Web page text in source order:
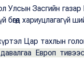
Улсын Засгийн
бөгөөд хариуцлагагүй
Цар тахлын
Европ